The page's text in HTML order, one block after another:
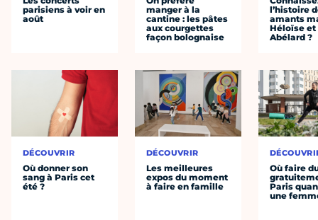
parisiens à voir en
août
DÉCOUVRIR
Où donner son
sang à Paris cet
été ?
manger à la
cantine : les pâtes
aux courgettes
façon bolognaise
DÉCOUVRIR
Les meilleures
expos du moment
à faire en famille
l’histoire
amants
Héloïse et
Abélard ?
Où faire
Paris
une